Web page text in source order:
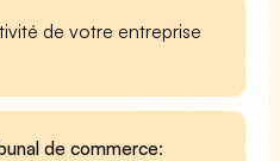
de votre entreprise
de commerce: